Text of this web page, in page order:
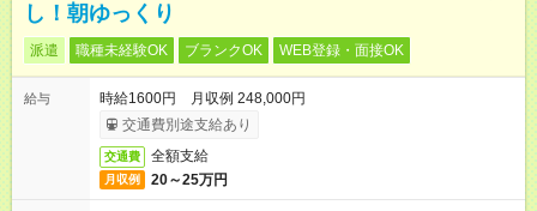
し！朝ゆっくり
派遣 職種未経験OK ブランクOK WEB登録・面接OK
給与
時給1600円 月収例 248,000円
交通費別途支給あり
交通費 全額支給
月収例 20～25万円